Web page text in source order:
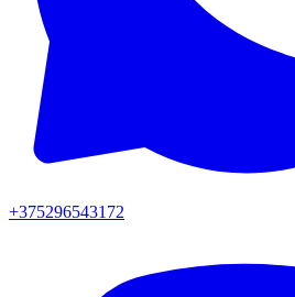
+375296543172